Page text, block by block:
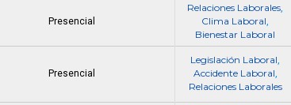
Presencial
Relaciones Laborales,
Clima Laboral,
Bienestar Laboral
Presencial
Legislación Laboral,
Accidente Laboral,
Relaciones Laborales